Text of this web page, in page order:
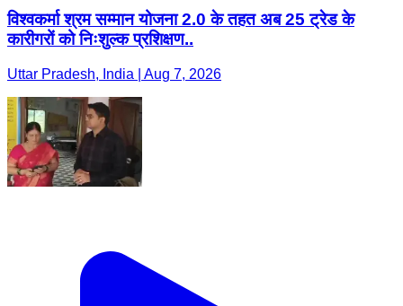
विश्वकर्मा श्रम सम्मान योजना 2.0 के तहत अब 25 ट्रेड के
कारीगरों को निःशुल्क प्रशिक्षण..
Uttar Pradesh, India | Aug 7, 2026